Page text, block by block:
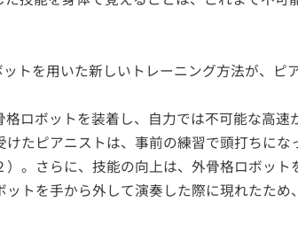
トを用いた新しいトレーニング方法が、ピ
ロボットを装着し、自力では不可能な高速
たピアニストは、事前の練習で頭打ちにな
。さらに、技能の向上は、外骨格ロボット
トを手から外して演奏した際に現れたため